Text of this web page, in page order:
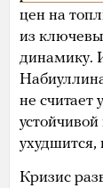
цен на
из
динамику.
не считает
ухудшится,
Кризис